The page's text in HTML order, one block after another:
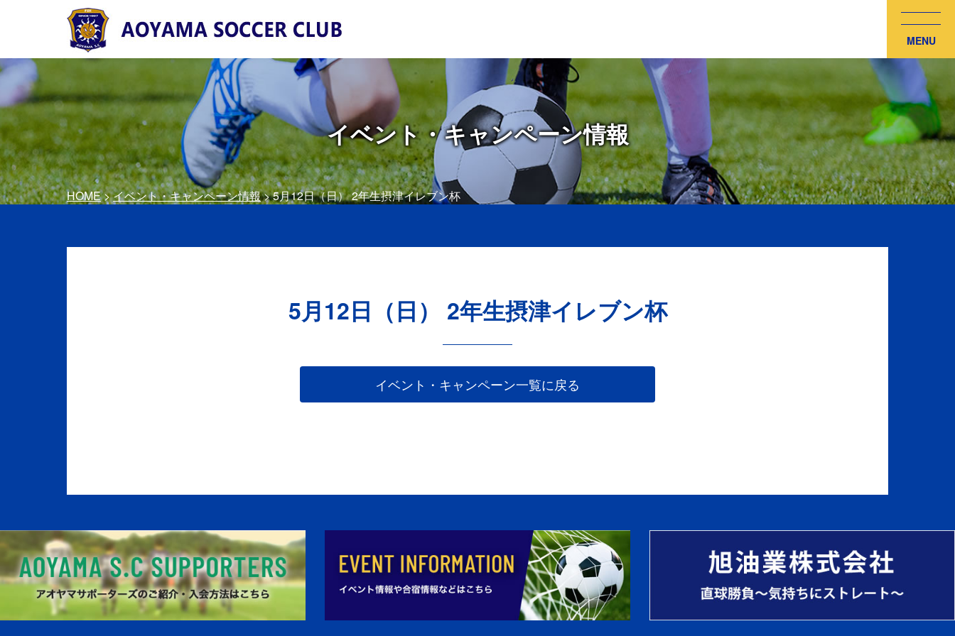
MENU
イベント・キャンペーン情報
HOME>イベント・キャンペーン情報> 5月12日（日） 2年生摂津イレブン杯
5月12日（日） 2年生摂津イレブン杯
イベント・キャンペーン一覧に戻る